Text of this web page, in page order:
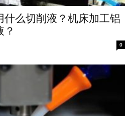
什么切削液？机床加工铝
？
0